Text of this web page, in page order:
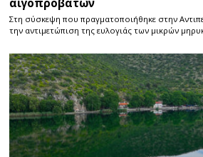
αιγοπροβάτων
Στη σύσκεψη που πραγματοποιήθηκε στην
την αντιμετώπιση της ευλογιάς των μικρών